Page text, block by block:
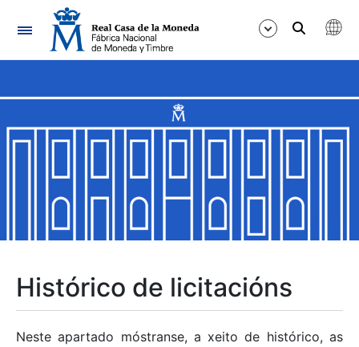
Navegación
Mostrar/Ocultar
Mostrar/Ocultar
Mostrar/Ocultar
Histórico de licitacións
Neste apartado móstranse, a xeito de histórico, as